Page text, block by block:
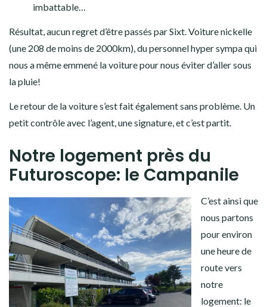
imbattable…
Résultat, aucun regret d’être passés par Sixt. Voiture nickelle
(une 208 de moins de 2000km), du personnel hyper sympa qui
nous a même emmené la voiture pour nous éviter d’aller sous
la pluie!
Le retour de la voiture s’est fait également sans problème. Un
petit contrôle avec l’agent, une signature, et c’est partit.
Notre logement près du
Futuroscope: le Campanile
C’est ainsi que
nous partons
pour environ
une heure de
route vers
notre
logement: le